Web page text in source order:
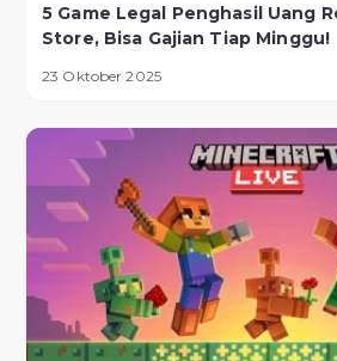
5 Game Legal Penghasil Uang
Store, Bisa Gajian Tiap Minggu!
23 Oktober 2025